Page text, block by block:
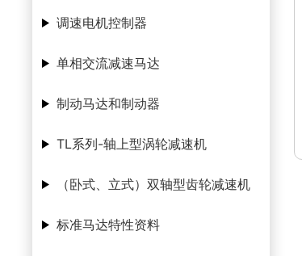
调速电机控制器
单相交流减速马达
制动马达和制动器
TL系列-轴上型涡轮减速机
（卧式、立式）双轴型齿轮减速机
标准马达特性资料